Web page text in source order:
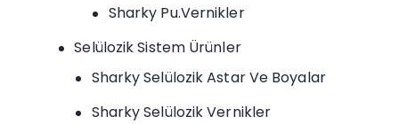
Sharky Pu.Vernikler
Selülozik Sistem Ürünler
Sharky Selülozik Astar Ve Boyalar
Sharky Selülozik Vernikler